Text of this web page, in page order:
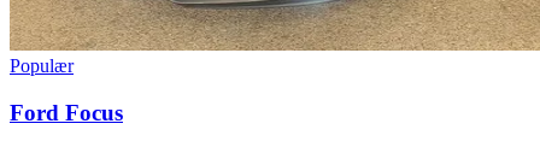
Populær
Ford Focus